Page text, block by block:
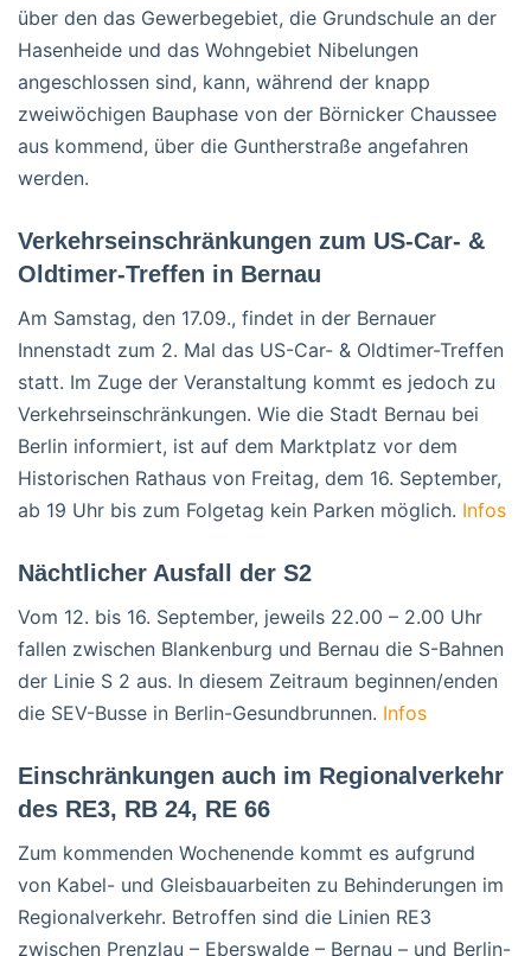
über den das Gewerbegebiet, die Grundschule an der
Hasenheide und das Wohngebiet Nibelungen
angeschlossen sind, kann, während der knapp
zweiwöchigen Bauphase von der Börnicker Chaussee
aus kommend, über die Guntherstraße angefahren
werden.
Verkehrseinschränkungen zum US-Car- &
Oldtimer-Treffen in Bernau
Am Samstag, den 17.09., findet in der Bernauer
Innenstadt zum 2. Mal das US-Car- & Oldtimer-Treffen
statt. Im Zuge der Veranstaltung kommt es jedoch zu
Verkehrseinschränkungen. Wie die Stadt Bernau bei
Berlin informiert, ist auf dem Marktplatz vor dem
Historischen Rathaus von Freitag, dem 16. September,
ab 19 Uhr bis zum Folgetag kein Parken möglich. Infos
Nächtlicher Ausfall der S2
Vom 12. bis 16. September, jeweils 22.00 – 2.00 Uhr
fallen zwischen Blankenburg und Bernau die S-Bahnen
der Linie S 2 aus. In diesem Zeitraum beginnen/enden
die SEV-Busse in Berlin-Gesundbrunnen. Infos
Einschränkungen auch im Regionalverkehr
des RE3, RB 24, RE 66
Zum kommenden Wochenende kommt es aufgrund
von Kabel- und Gleisbauarbeiten zu Behinderungen im
Regionalverkehr. Betroffen sind die Linien RE3
zwischen Prenzlau – Eberswalde – Bernau – und Berlin-